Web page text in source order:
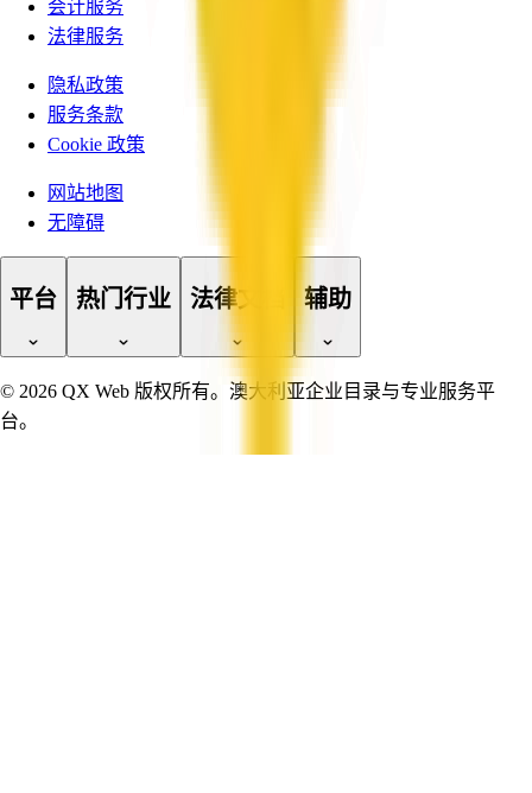
会计服务
法律服务
隐私政策
服务条款
Cookie 政策
网站地图
无障碍
平台 热门行业 法律文档 辅助
© 2026 QX Web 版权所有。澳大利亚企业目录与专业服务平
台。